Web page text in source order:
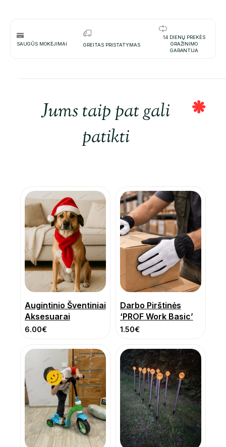
SAUGŪS MOKĖJIMAI GREITAS PRISTATYMAS
14 DIENŲ PREKĖS
GRAŽINIMO
GARANTIJA
Jums taip pat gali
patikti
Augintinio Šventiniai
Aksesuarai
6.00€
Darbo Pirštinės
‘PROF Work Basic’
1.50€